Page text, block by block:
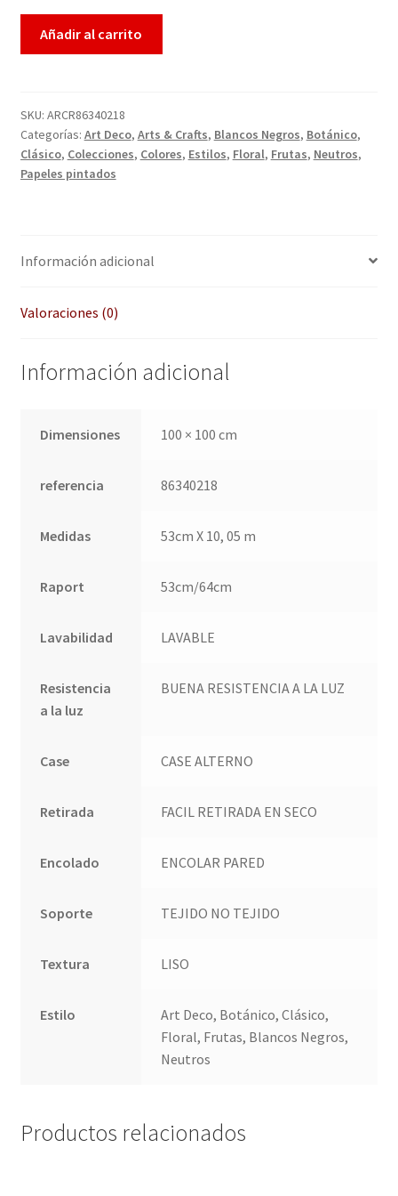
Tienda
Añadir al carrito
SKU: ARCR86340218
Categorías: Art Deco, Arts & Crafts, Blancos Negros, Botánico,
Clásico, Colecciones, Colores, Estilos, Floral, Frutas, Neutros,
Papeles pintados
Información adicional
Valoraciones (0)
Información adicional
Dimensiones 100 × 100 cm
referencia 86340218
Medidas 53cm X 10, 05 m
Raport 53cm/64cm
Lavabilidad LAVABLE
Resistencia
a la luz
BUENA RESISTENCIA A LA LUZ
Case CASE ALTERNO
Retirada FACIL RETIRADA EN SECO
Encolado ENCOLAR PARED
Soporte TEJIDO NO TEJIDO
Textura LISO
Estilo
Art Deco, Botánico, Clásico,
Floral, Frutas, Blancos Negros,
Neutros
Productos relacionados